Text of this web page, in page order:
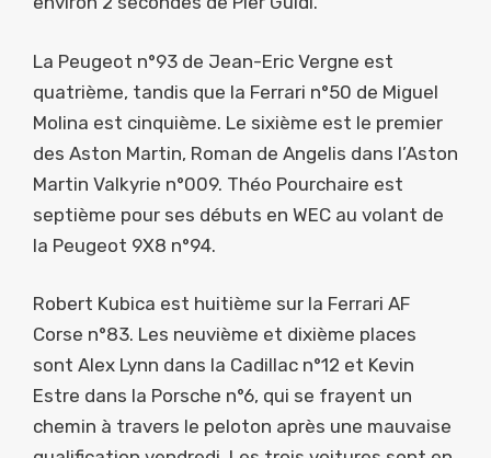
La Peugeot n°93 de Jean-Eric Vergne est
quatrième, tandis que la Ferrari n°50 de Miguel
Molina est cinquième. Le sixième est le premier
des Aston Martin, Roman de Angelis dans l’Aston
Martin Valkyrie n°009. Théo Pourchaire est
septième pour ses débuts en WEC au volant de
la Peugeot 9X8 n°94.
Robert Kubica est huitième sur la Ferrari AF
Corse n°83. Les neuvième et dixième places
sont Alex Lynn dans la Cadillac n°12 et Kevin
Estre dans la Porsche n°6, qui se frayent un
chemin à travers le peloton après une mauvaise